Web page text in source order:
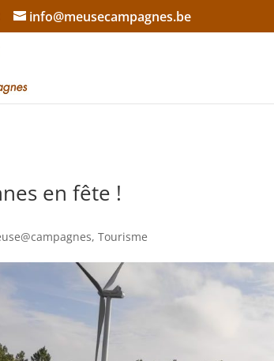
info@meusecampagnes.be
en fête !
,Tourisme